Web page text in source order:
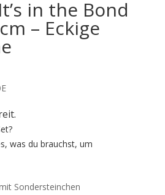
in the Bond
– Eckige
was du brauchst, um
Sondersteinchen